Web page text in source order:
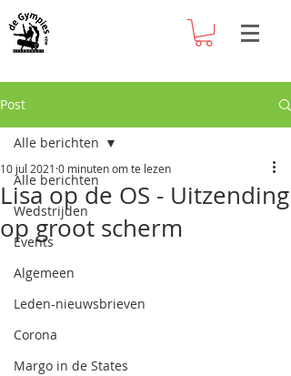
Post
Alle berichten
Wedstrijden
Events
Algemeen
Leden-nieuwsbrieven
Corona
Margo in de States
Alle berichten
Lisa op de OS - Uitzending
op groot scherm
10 jul 2021 0 minuten om te lezen